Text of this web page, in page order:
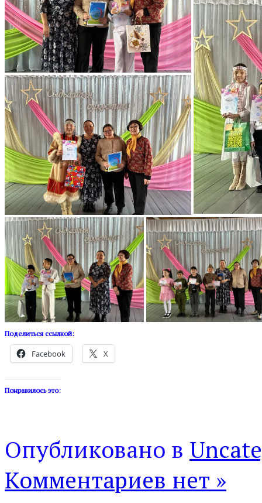
Поделиться ссылкой:
Facebook X
Понравилось это:
Опубликовано в
Комментариев нет »